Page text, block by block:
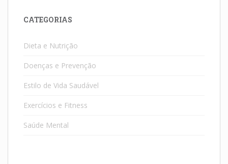
CATEGORIAS
Dieta e Nutrição
Doenças e Prevenção
Estilo de Vida Saudável
Exercícios e Fitness
Saúde Mental